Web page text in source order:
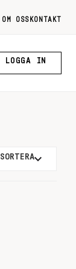
OM OSS KONTAKT
LOGGA IN
SORTERA